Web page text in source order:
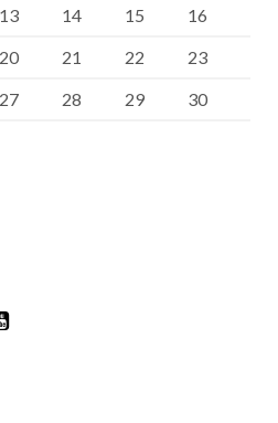
13 14 15
16
20 21 22
23
27 28 29
30